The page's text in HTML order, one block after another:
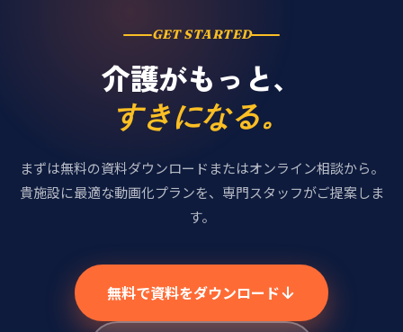
GET STARTED
介護がもっと、
すきになる。
まずは無料の資料ダウンロードまたはオンライン相談から。
貴施設に最適な動画化プランを、専門スタッフがご提案しま
す。
無料で資料をダウンロード